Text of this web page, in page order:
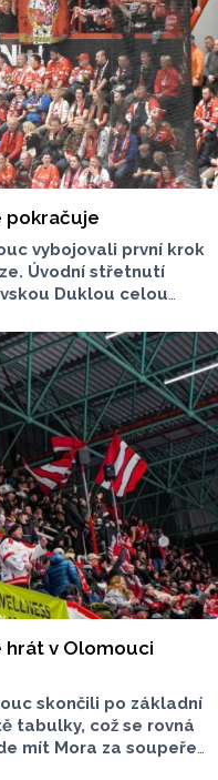
pokračuje
vybojovali první krok
Úvodní střetnutí
Duklou celou
olomoucké branky dal
druhým zápasem
a v pondělí.
hrát v Olomouci
skončili po základní
tabulky, což se rovná
mít Mora za soupeře